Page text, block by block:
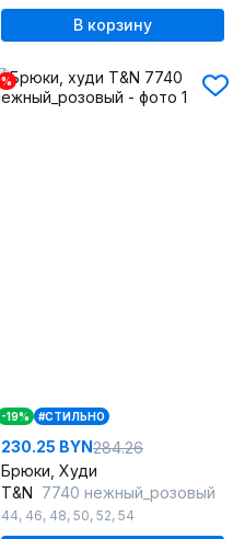
В корзину
%
-19% #СТИЛЬНО
230.25 BYN284.26
Брюки, Худи
T&N 7740 нежный_розовый
44, 46, 48, 50, 52, 54